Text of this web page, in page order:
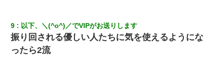
我が家のガレージに見知らぬ車。俺「もしもし、玄関にもシャッ
ターリモコンあるだろ？DOWNのボタン押してｗ」→ 待つこと１
時間弱・・・
9 以下、＼(^o^)／でVIPがお送りします
振り回される優しい人たちに気を使えるようにな
ったら2流